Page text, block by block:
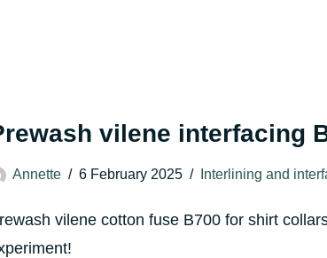
vilene interfacing
Annette 6 February 2025 Interlining and
vilene cotton fuse B700 for shirt